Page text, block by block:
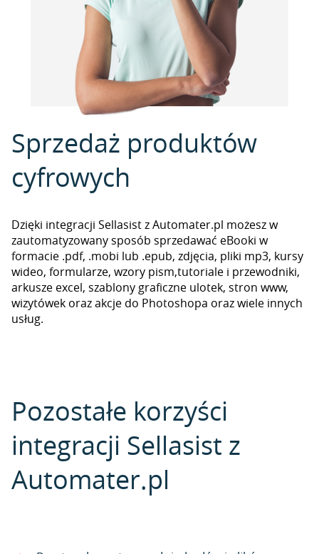
Sprzedaż produktów
cyfrowych
Dzięki integracji Sellasist z Automater.pl możesz w
zautomatyzowany sposób sprzedawać eBooki w
formacie .pdf, .mobi lub .epub, zdjęcia, pliki mp3, kursy
wideo, formularze, wzory pism,tutoriale i przewodniki,
arkusze excel, szablony graficzne ulotek, stron www,
wizytówek oraz akcje do Photoshopa oraz wiele innych
usług.
Pozostałe korzyści
integracji Sellasist z
Automater.pl